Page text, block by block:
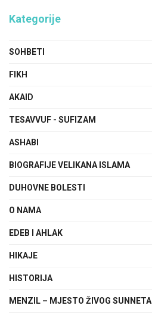
Kategorije
SOHBETI
FIKH
AKAID
TESAVVUF - SUFIZAM
ASHABI
BIOGRAFIJE VELIKANA ISLAMA
DUHOVNE BOLESTI
O NAMA
EDEB I AHLAK
HIKAJE
HISTORIJA
MENZIL – MJESTO ŽIVOG SUNNETA